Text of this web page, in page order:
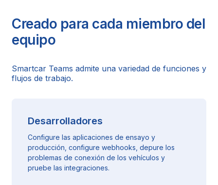
Creado para cada miembro del
equipo
Smartcar Teams admite una variedad de funciones y
flujos de trabajo.
Desarrolladores
Configure las aplicaciones de ensayo y
producción, configure webhooks, depure los
problemas de conexión de los vehículos y
pruebe las integraciones.